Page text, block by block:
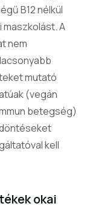
B12 nélkül
A
nem
mutató
(vegán
betegség)
kell
okai